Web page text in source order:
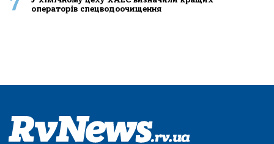
операторів спецводоочищення